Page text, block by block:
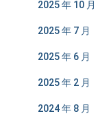
2025 年 10 月
2025 年 7 月
2025 年 6 月
2025 年 2 月
2024 年 8 月